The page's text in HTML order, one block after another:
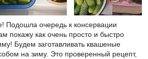
Подошла очередь к консервации
покажу как очень просто и быстро
Будем заготавливать квашеные
на зиму. Это проверенный рецепт,